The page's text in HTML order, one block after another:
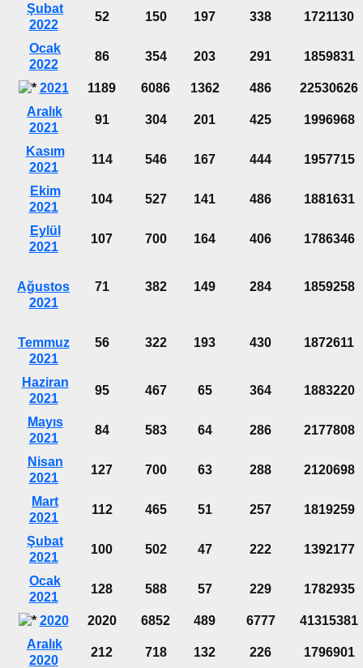
Şubat
2022
52 150 197 338 1721130
Ocak
2022
86 354 203 291 1859831
2021 1189 6086 1362 486
22530626
Aralık
2021
91 304 201 425 1996968
Kasım
2021
114 546 167 444 1957715
Ekim
2021
104 527 141 486 1881631
Eylül
2021
107 700 164 406 1786346
Ağustos
2021
71 382 149 284 1859258
Temmuz
2021
56 322 193 430 1872611
Haziran
2021
95 467 65 364 1883220
Mayıs
2021
84 583 64 286 2177808
Nisan
2021
127 700 63 288 2120698
Mart
2021
112 465 51 257 1819259
Şubat
2021
100 502 47 222 1392177
Ocak
2021
128 588 57 229 1782935
2020 2020 6852 489 6777
41315381
Aralık
2020
212 718 132 226 1796901